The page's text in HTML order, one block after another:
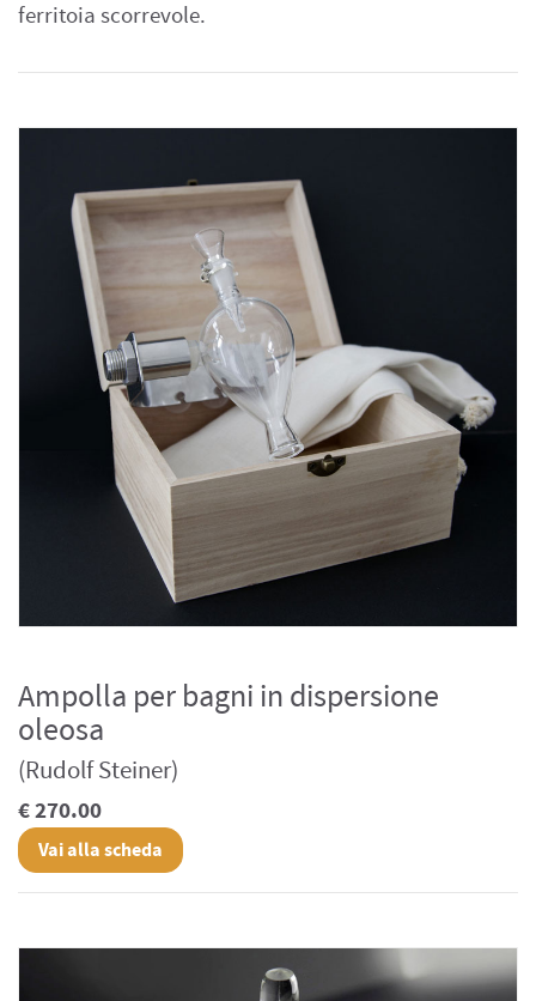
ferritoia scorrevole.
Ampolla per bagni in dispersione
oleosa
(Rudolf Steiner)
€ 270.00
Vai alla scheda